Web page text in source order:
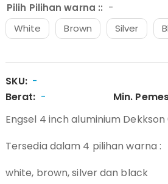
Pilih Pilihan warna :: -
White Brown Silver
SKU: -
Berat: - Min.
Engsel 4 inch aluminium Dekkson
Tersedia dalam 4 pilihan warna :
white, brown, silver dan black